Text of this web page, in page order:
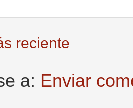
reciente
a: Enviar